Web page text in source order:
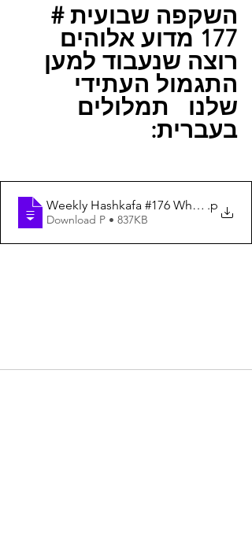
השקפה שבועית #
177 מדוע אלוהים
רוצה שנעבוד למען
התגמול העתידי
שלנו תמלולים
בעברית:
Weekly Hashkafa #176 Why Does
.p
Download P • 837KB